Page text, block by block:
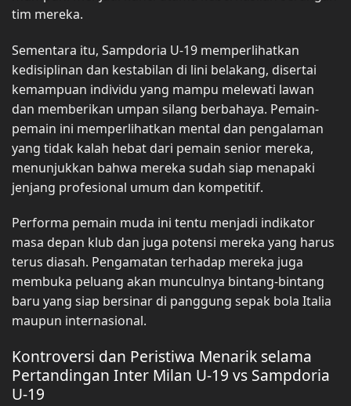
tim mereka.
Sementara itu, Sampdoria U-19 memperlihatkan
kedisiplinan dan kestabilan di lini belakang, disertai
kemampuan individu yang mampu melewati lawan
dan memberikan umpan silang berbahaya. Pemain-
pemain ini memperlihatkan mental dan pengalaman
yang tidak kalah hebat dari pemain senior mereka,
menunjukkan bahwa mereka sudah siap menapaki
jenjang profesional umum dan kompetitif.
Performa pemain muda ini tentu menjadi indikator
masa depan klub dan juga potensi mereka yang harus
terus diasah. Pengamatan terhadap mereka juga
membuka peluang akan munculnya bintang-bintang
baru yang siap bersinar di panggung sepak bola Italia
maupun internasional.
Kontroversi dan Peristiwa Menarik selama
Pertandingan Inter Milan U-19 vs Sampdoria
U-19